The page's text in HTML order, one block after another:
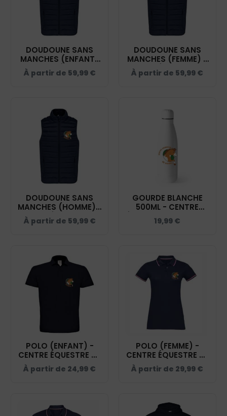
DOUDOUNE SANS
MANCHES (ENFANT)
- CENTRE ÉQUESTRE
DE SIGBELL - NAVY -
À partir de 59,99 €
DOUDOUNE SANS
MANCHES (FEMME) -
CENTRE ÉQUESTRE DE
SIGBELL - NAVY -
À partir de 59,99 €
DOUDOUNE SANS
MANCHES (HOMME) -
CENTRE ÉQUESTRE DE
SIGBELL - NAVY -
À partir de 59,99 €
GOURDE BLANCHE
500ML - CENTRE
ÉQUESTRE DE SIGBELL
- GRD001
19,99 €
POLO (ENFANT) -
CENTRE ÉQUESTRE DE
SIGBELL - NAVY -
BCK424
À partir de 24,99 €
POLO (FEMME) -
CENTRE ÉQUESTRE DE
SIGBELL - NAVY -
PRESTIGE WOMEN
À partir de 29,99 €